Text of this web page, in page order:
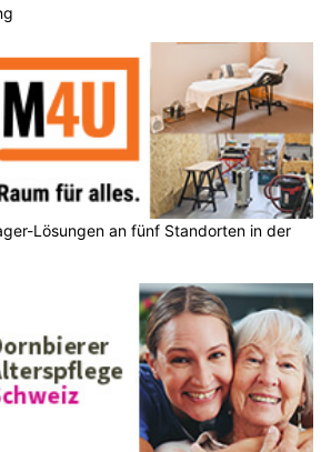
Lösungen an fünf Standorten in der